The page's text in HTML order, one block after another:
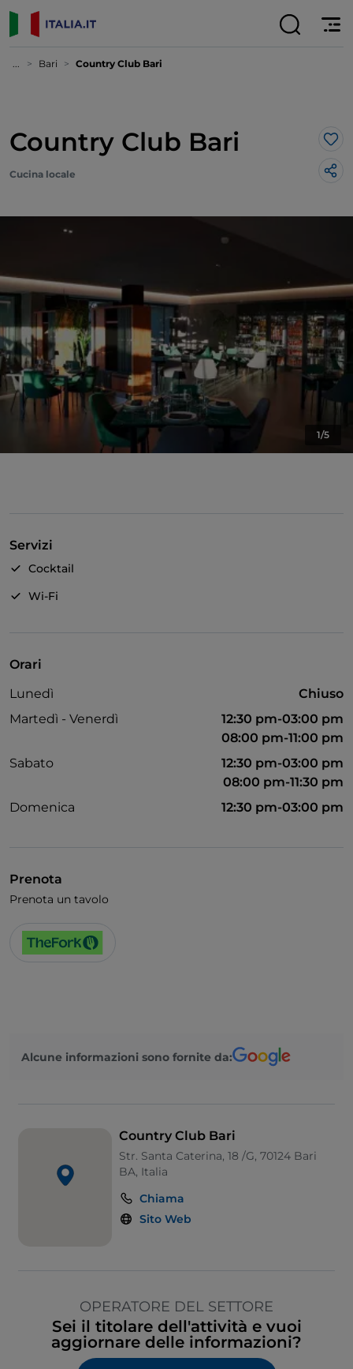
... Bari Country Club Bari
Country Club Bari
Cucina locale
1/5
Servizi
Cocktail
Wi-Fi
Orari
Lunedì
Chiuso
Martedì - Venerdì
12:30 pm-03:00 pm
08:00 pm-11:00 pm
Sabato
12:30 pm-03:00 pm
08:00 pm-11:30 pm
Domenica
12:30 pm-03:00 pm
Prenota
Prenota un tavolo
Alcune informazioni sono fornite da:
Country Club Bari
Str. Santa Caterina, 18 /G, 70124 Bari
BA, Italia
Chiama
Sito Web
OPERATORE DEL SETTORE
Sei il titolare dell'attività e vuoi
aggiornare delle informazioni?